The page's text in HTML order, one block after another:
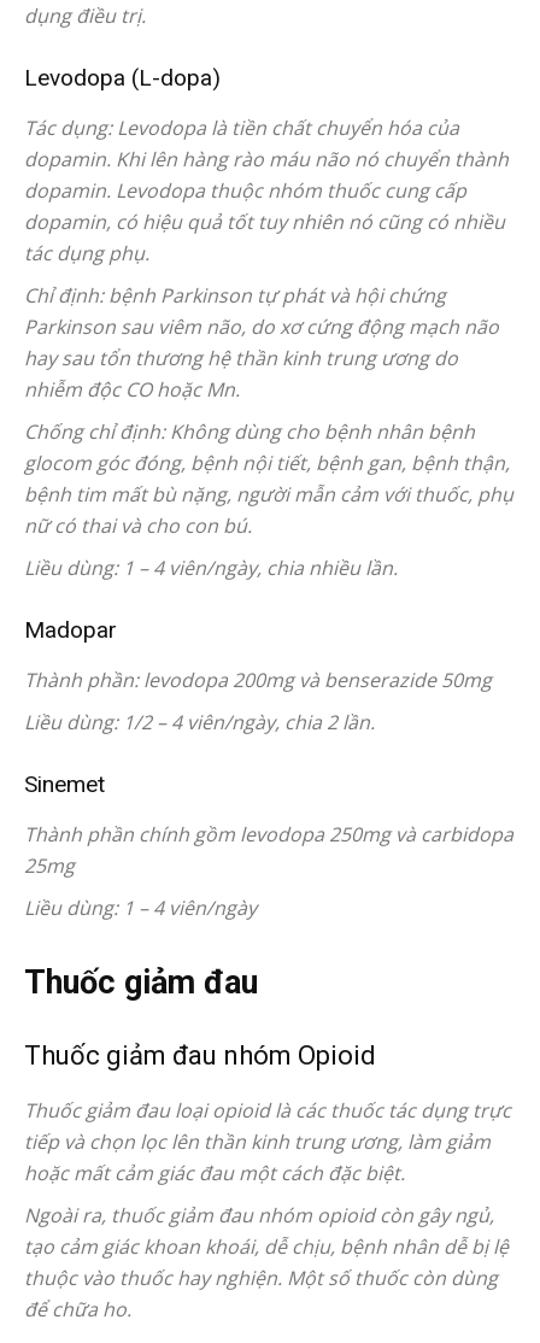
dụng điều trị.
Levodopa (L-dopa)
Tác dụng: Levodopa là tiền chất chuyển hóa của
dopamin. Khi lên hàng rào máu não nó chuyển thành
dopamin. Levodopa thuộc nhóm thuốc cung cấp
dopamin, có hiệu quả tốt tuy nhiên nó cũng có nhiều
tác dụng phụ.
Chỉ định: bệnh Parkinson tự phát và hội chứng
Parkinson sau viêm não, do xơ cứng động mạch não
hay sau tổn thương hệ thần kinh trung ương do
nhiễm độc CO hoặc Mn.
Chống chỉ định: Không dùng cho bệnh nhân bệnh
glocom góc đóng, bệnh nội tiết, bệnh gan, bệnh thận,
bệnh tim mất bù nặng, người mẫn cảm với thuốc, phụ
nữ có thai và cho con bú.
Liều dùng: 1 – 4 viên/ngày, chia nhiều lần.
Madopar
Thành phần: levodopa 200mg và benserazide 50mg
Liều dùng: 1/2 – 4 viên/ngày, chia 2 lần.
Sinemet
Thành phần chính gồm levodopa 250mg và carbidopa
25mg
Liều dùng: 1 – 4 viên/ngày
Thuốc giảm đau
Thuốc giảm đau nhóm Opioid
Thuốc giảm đau loại opioid là các thuốc tác dụng trực
tiếp và chọn lọc lên thần kinh trung ương, làm giảm
hoặc mất cảm giác đau một cách đặc biệt.
Ngoài ra, thuốc giảm đau nhóm opioid còn gây ngủ,
tạo cảm giác khoan khoái, dễ chịu, bệnh nhân dễ bị lệ
thuộc vào thuốc hay nghiện. Một số thuốc còn dùng
để chữa ho.